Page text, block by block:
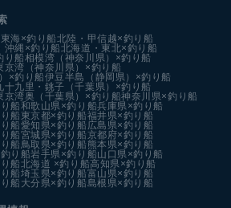
東海×釣り船北陸・甲信越×釣り船
沖縄×釣り船北海道・東北×釣り船
り船相模湾（神奈川県）×釣り船
京湾（神奈川県）×釣り船
×釣り船伊豆半島（静岡県）×釣り船
十九里・銚子（千葉県）×釣り船
京湾奥（千葉県）×釣り船神奈川県×釣り船
船和歌山県×釣り船兵庫県×釣り船
船 東京都×釣り船福井県×釣り船
船愛知県×釣り船 広島県×釣り船
船宮城県×釣り船京都府×釣り船
船鳥取県×釣り船 熊本県×釣り船
り船岩手県×釣り船山口県×釣り船
船北海道 ×釣り船高知県×釣り船
船埼玉県×釣り船富山県×釣り船
船 大分県×釣り船島根県×釣り船